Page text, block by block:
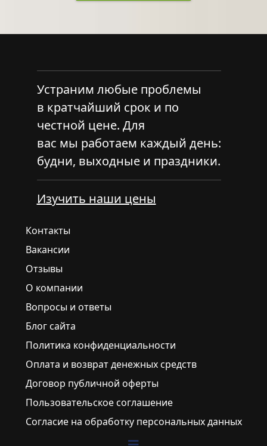
Устраним любые проблемы
в кратчайший срок и по
честной цене. Для
вас мы работаем каждый день:
будни, выходные и праздники.
Изучить наши цены
Контакты
Вакансии
Отзывы
О компании
Вопросы и ответы
Блог сайта
Политика конфиденциальности
Оплата и возврат денежных средств
Договор публичной оферты
Пользовательское соглашение
Согласие на обработку персональных данных